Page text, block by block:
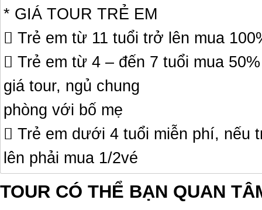
* GIÁ TOUR TRẺ EM
 Trẻ em từ 11 tuổi trở lên mua
 Trẻ em từ 4 – đến 7 tuổi mua
giá tour, ngủ chung
phòng với bố mẹ
 Trẻ em dưới 4 tuổi miễn phí, nếu
lên phải mua 1/2vé
TOUR CÓ THỂ BẠN QUAN